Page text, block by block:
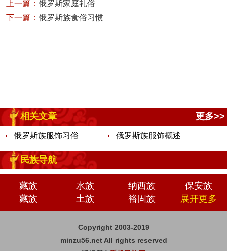
上一篇： 俄罗斯家庭礼俗
下一篇： 俄罗斯族食俗习惯
更多>>
相关文章
俄罗斯族服饰习俗 俄罗斯族服饰概述
民族导航
藏族 水族 纳西族
保安族
藏族
土族 裕固族 展开更多
Copyright 2003-2019
minzu56.net All rights reserved